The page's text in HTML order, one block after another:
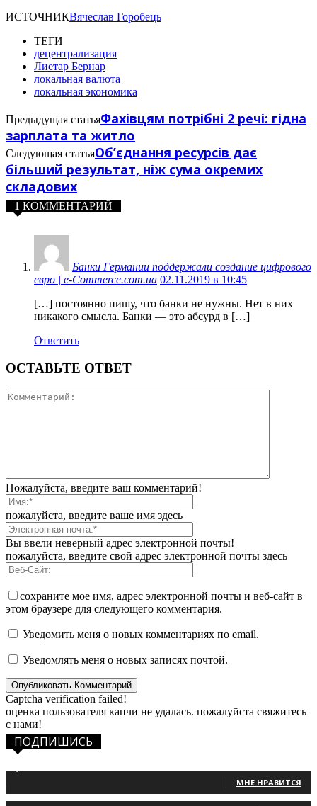
ИСТОЧНИКВячеслав Горобець
ТЕГИ
децентрализация
Лиетар Бернар
локальная валюта
локальная экономика
Предыдущая статьяФахівцям потрібні 2 речі: гідна
зарплата та житло
Следующая статьяОб’єднання ресурсів дає
більший результат, ніж сума окремих
складових
1 КОММЕНТАРИЙ
Банки Германии поддержали создание цифрового
евро | e-Commerce.com.ua 02.11.2019 в 10:45
[…] постоянно пишу, что банки не нужны. Нет в них
никакого смысла. Банки — это абсурд в […]
Ответить
ОСТАВЬТЕ ОТВЕТ
Пожалуйста, введите ваш комментарий!
пожалуйста, введите ваше имя здесь
Вы ввели неверный адрес электронной почты!
пожалуйста, введите свой адрес электронной почты здесь
сохраните мое имя, адрес электронной почты и веб-сайт в
этом браузере для следующего комментария.
Уведомить меня о новых комментариях по email.
Уведомлять меня о новых записях почтой.
Captcha verification failed!
оценка пользователя капчи не удалась. пожалуйста свяжитесь
с нами!
ПОДПИШИСЬ
МНЕ НРАВИТСЯ
131 Читатели